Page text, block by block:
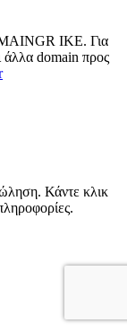
ΙΚΕ. Για
άλλα domain προς
Κάντε κλικ